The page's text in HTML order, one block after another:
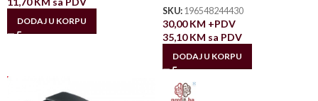
DODAJ U KORPU
SKU: 196548244430
30,00KM +PDV
35,10KM sa PDV
DODAJ U KORPU